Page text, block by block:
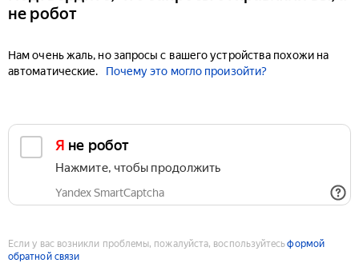
не робот
Нам очень жаль, но запросы с вашего устройства похожи на
автоматические.
Почему это могло произойти?
Я не робот
Нажмите, чтобы продолжить
Yandex SmartCaptcha
Если у вас возникли проблемы, пожалуйста, воспользуйтесьформой
обратной связи